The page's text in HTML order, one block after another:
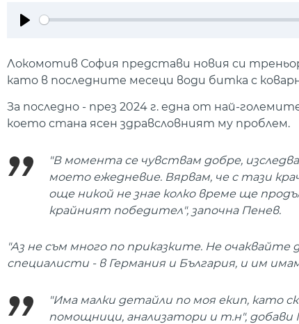
Локомотив София представи новия си
като в последните месеци води битка с
За последно - през 2024 г. една от най-
което стана ясен здравсловният му проблем.
"В момента се чувствам добре,
моето ежедневие. Вярвам, че с тази
още никой не знае колко време ще
крайният победител", започна Пенев.
"Аз не съм много по приказките. Не
специалисти - в Германия и България, и им
"Има малки детайли по моя екип, като
помощници, анализатори и т.н", добави